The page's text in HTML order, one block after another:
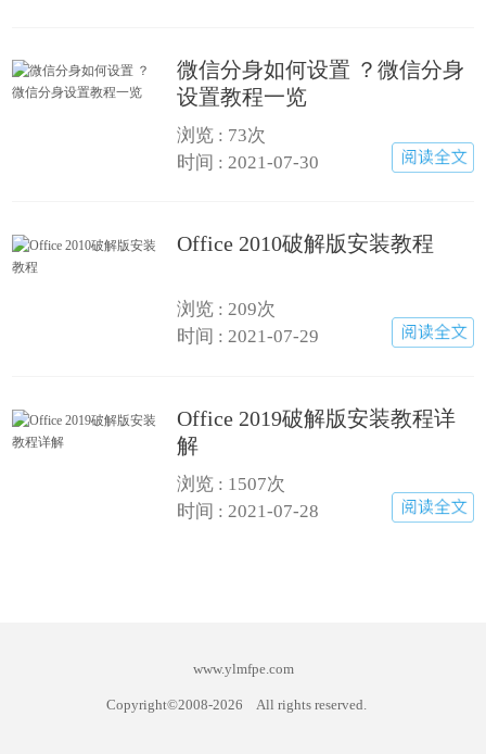
微信分身如何设置 ？微信分身
设置教程一览
浏览 : 73次
时间 : 2021-07-30
Office 2010破解版安装教程
浏览 : 209次
时间 : 2021-07-29
Office 2019破解版安装教程详
解
浏览 : 1507次
时间 : 2021-07-28
www.ylmfpe.com
Copyright©2008-2026 All rights reserved.